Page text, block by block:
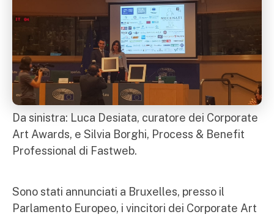
Da sinistra: Luca Desiata, curatore dei Corporate
Art Awards, e Silvia Borghi, Process & Benefit
Professional di Fastweb.
Sono stati annunciati a Bruxelles, presso il
Parlamento Europeo, i vincitori dei Corporate Art